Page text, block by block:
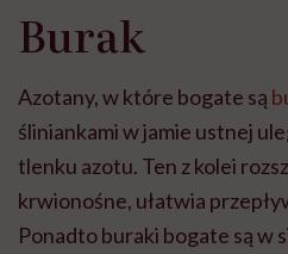
Burak
Azotany, w które bogate są
śliniankami w jamie ustnej
tlenku azotu. Ten z kolei
krwionośne, ułatwia
Ponadto buraki bogate są w